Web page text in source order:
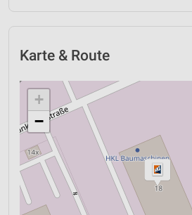
Karte & Route
+
−